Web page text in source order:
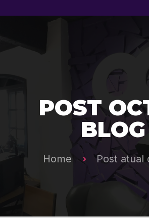
POST
BLOG
Home Post atual